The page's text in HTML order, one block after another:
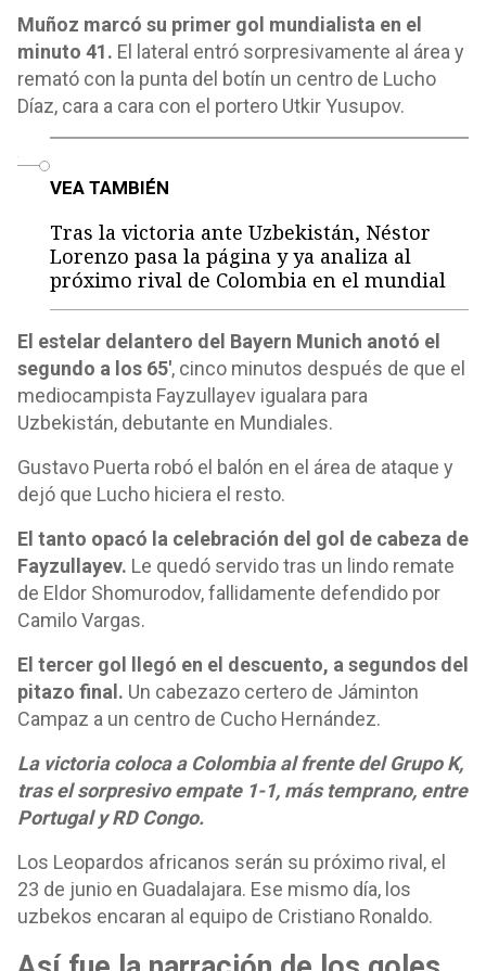
Muñoz marcó su primer gol mundialista en el
minuto 41. El lateral entró sorpresivamente al área y
remató con la punta del botín un centro de Lucho
Díaz, cara a cara con el portero Utkir Yusupov.
VEA TAMBIÉN
Tras la victoria ante Uzbekistán, Néstor
Lorenzo pasa la página y ya analiza al
próximo rival de Colombia en el mundial
El estelar delantero del Bayern Munich anotó el
segundo a los 65', cinco minutos después de que el
mediocampista Fayzullayev igualara para
Uzbekistán, debutante en Mundiales.
Gustavo Puerta robó el balón en el área de ataque y
dejó que Lucho hiciera el resto.
El tanto opacó la celebración del gol de cabeza de
Fayzullayev. Le quedó servido tras un lindo remate
de Eldor Shomurodov, fallidamente defendido por
Camilo Vargas.
El tercer gol llegó en el descuento, a segundos del
pitazo final. Un cabezazo certero de Jáminton
Campaz a un centro de Cucho Hernández.
La victoria coloca a Colombia al frente del Grupo K,
tras el sorpresivo empate 1-1, más temprano, entre
Portugal y RD Congo.
Los Leopardos africanos serán su próximo rival, el
23 de junio en Guadalajara. Ese mismo día, los
uzbekos encaran al equipo de Cristiano Ronaldo.